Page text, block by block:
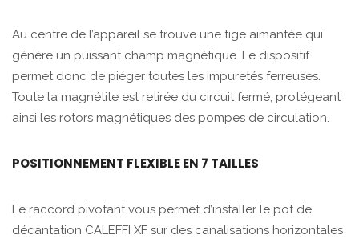
Au centre de l’appareil se trouve une tige aimantée qui
génère un puissant champ magnétique. Le dispositif
permet donc de piéger toutes les impuretés ferreuses.
Toute la magnétite est retirée du circuit fermé, protégeant
ainsi les rotors magnétiques des pompes de circulation.
POSITIONNEMENT FLEXIBLE EN 7 TAILLES
Le raccord pivotant vous permet d’installer le pot de
décantation CALEFFI XF sur des canalisations horizontales